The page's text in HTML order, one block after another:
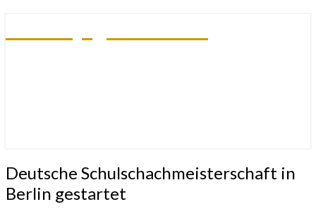
Deutsche
Schulschachmeisterschaft
in
Deutsche Schulschachmeisterschaft in
Berlin gestartet